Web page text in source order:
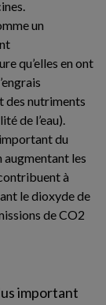
un
qu’elles en ont
des nutriments
de l’eau).
du
augmentant les
à
le dioxyde de
de CO2
important